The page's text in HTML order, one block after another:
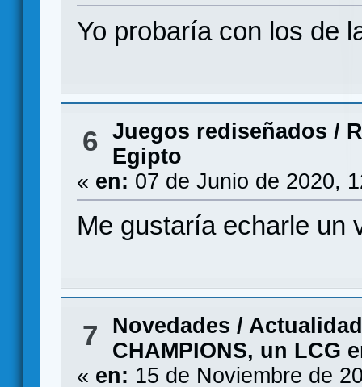
Yo probaría con los de
6 Juegos rediseñados /
Egipto
« en: 07 de Junio de 2020,
Me gustaría echarle un
7
Novedades / Actualidad
CHAMPIONS, un LCG
« en: 15 de Noviembre de